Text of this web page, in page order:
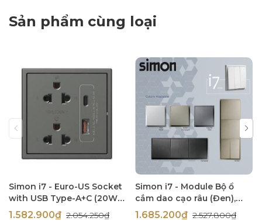
Sản phẩm cùng loại
Simon i7 - Euro-US Socket
with USB Type-A+C (20W),
(Đen), 71E7251-26
1.582.900₫ 2.054.250₫
Simon i7 - Module Bộ ổ
cắm dao cạo râu (Đen),
714504-26
1.685.200₫ 2.527.800₫